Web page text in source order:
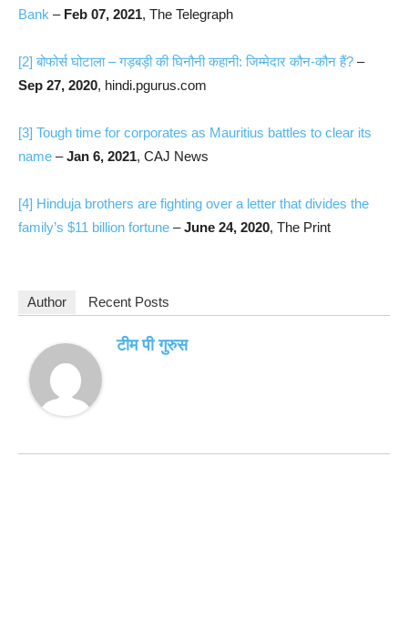
Bank – Feb 07, 2021, The Telegraph
[2] बोफोर्स घोटाला – गड़बड़ी की घिनौनी कहानी: जिम्मेदार कौन-कौन हैं? –
Sep 27, 2020, hindi.pgurus.com
[3] Tough time for corporates as Mauritius battles to clear its
name –Jan 6, 2021, CAJ News
[4] Hinduja brothers are fighting over a letter that divides the
family’s $11 billion fortune –June 24, 2020, The Print
Author Recent Posts
टीम पी गुरुस